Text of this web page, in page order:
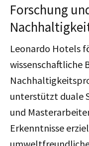
Forschung
Leonardo Hotels
wissenschaftliche
unterstützt duale
und
Erkenntnisse